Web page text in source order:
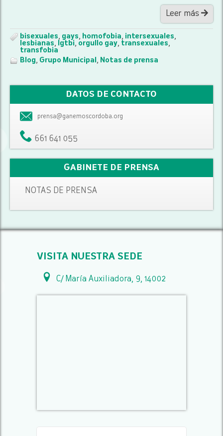
Leer más
bisexuales, gays, homofobia, intersexuales,
lesbianas, lgtbi, orgullo gay, transexuales,
transfobia
Blog, Grupo Municipal , Notas de prensa
DATOS DE CONTACTO
prensa@ganemoscordoba.org
661 641 055
GABINETE DE PRENSA
NOTAS DE PRENSA
VISITA NUESTRA SEDE
C/ María Auxiliadora, 9, 14002